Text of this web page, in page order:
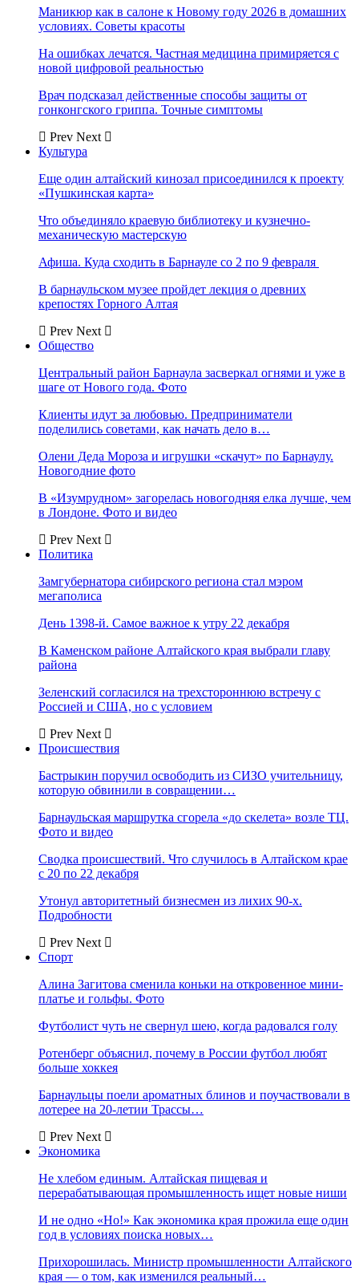
Маникюр как в салоне к Новому году 2026 в домашних
условиях. Советы красоты
На ошибках лечатся. Частная медицина примиряется с
новой цифровой реальностью
Врач подсказал действенные способы защиты от
гонконгского гриппа. Точные симптомы
Prev Next
Культура
Еще один алтайский кинозал присоединился к проекту
«Пушкинская карта»
Что объединяло краевую библиотеку и кузнечно-
механическую мастерскую
Афиша. Куда сходить в Барнауле со 2 по 9 февраля
В барнаульском музее пройдет лекция о древних
крепостях Горного Алтая
Prev Next
Общество
Центральный район Барнаула засверкал огнями и уже в
шаге от Нового года. Фото
Клиенты идут за любовью. Предприниматели
поделились советами, как начать дело в…
Олени Деда Мороза и игрушки «скачут» по Барнаулу.
Новогодние фото
В «Изумрудном» загорелась новогодняя елка лучше, чем
в Лондоне. Фото и видео
Prev Next
Политика
Замгубернатора сибирского региона стал мэром
мегаполиса
День 1398-й. Самое важное к утру 22 декабря
В Каменском районе Алтайского края выбрали главу
района
Зеленский согласился на трехстороннюю встречу с
Россией и США, но с условием
Prev Next
Происшествия
Бастрыкин поручил освободить из СИЗО учительницу,
которую обвинили в совращении…
Барнаульская маршрутка сгорела «до скелета» возле ТЦ.
Фото и видео
Сводка происшествий. Что случилось в Алтайском крае
с 20 по 22 декабря
Утонул авторитетный бизнесмен из лихих 90-х.
Подробности
Prev Next
Спорт
Алина Загитова сменила коньки на откровенное мини-
платье и гольфы. Фото
Футболист чуть не свернул шею, когда радовался голу
Ротенберг объяснил, почему в России футбол любят
больше хоккея
Барнаульцы поели ароматных блинов и поучаствовали в
лотерее на 20-летии Трассы…
Prev Next
Экономика
Не хлебом единым. Алтайская пищевая и
перерабатывающая промышленность ищет новые ниши
И не одно «Но!» Как экономика края прожила еще один
год в условиях поиска новых…
Прихорошилась. Министр промышленности Алтайского
края — о том, как изменился реальный…